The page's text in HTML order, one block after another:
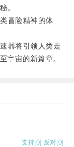
。
冒险精神的体
器将引领人类走
宇宙的新篇章。
支持[0] 反对[0]